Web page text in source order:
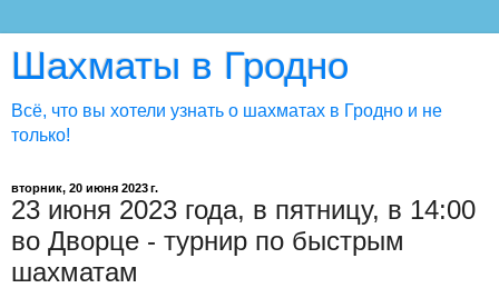
Шахматы в Гродно
Всё, что вы хотели узнать о шахматах в Гродно и не
только!
вторник, 20 июня 2023 г.
23 июня 2023 года, в пятницу, в 14:00
во Дворце - турнир по быстрым
шахматам